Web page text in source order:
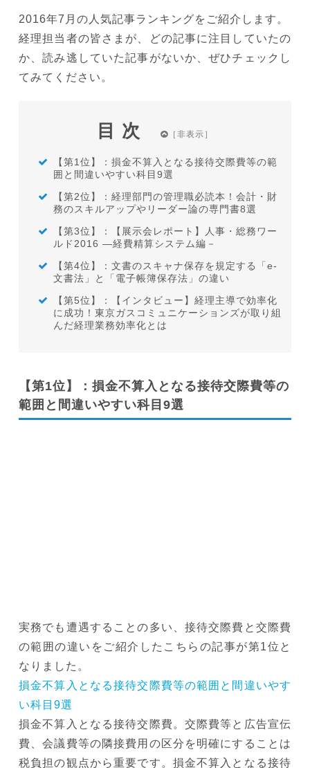
2016年7月の人気記事ランキングをご紹介します。
経理担当者の皆さまが、どの記事に注目していたの
か、読み逃していた記事がないか、ぜひチェックし
てみてください。
目次
【第1位】：損金不算入となる接待交際費等の範
囲と間違いやすい科目9選
【第2位】：経理部門の管理職必読本！会計・財
務のスキルアップやリーダー論の専門書8選
【第3位】：【展示会レポート】人事・総務ワー
ルド2016 ―経費精算システム編－
【第4位】：文書のスキャナ保存を規定する「e-
文書法」と「電子帳簿保存法」の違い
【第5位】：【インタビュー】経理主導で効率化
に成功！東京ガスコミュニケーションズが取り組
んだ経理業務効率化とは
【第1位】：損金不算入となる接待交際費等の
範囲と間違いやすい科目9選
実務でも遭遇することの多い、接待交際費と交際費
の範囲の違いをご紹介したこちらの記事が第1位と
なりました。
損金不算入となる接待交際費等の範囲と間違いやす
い科目9選
損金不算入となる接待交際費。交際費等と広告宣伝
費、会議費等の隣接費用の区分を明確にすることは
税負担の観点から重要です。損金不算入となる接待